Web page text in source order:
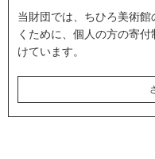
当財団では、ちひろ美術
くために、個人の方の寄
けています。